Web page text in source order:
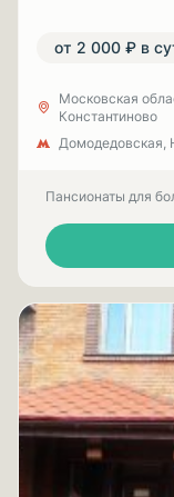
от 2 000 ₽ в
Московская
Константиново
Домодедовская,
Пансионаты для